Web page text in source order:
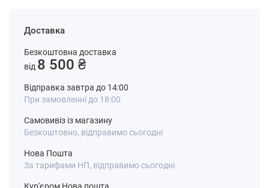
Доставка
Безкоштовна доставка
від 8 500 ₴
Відправка завтра до 14:00
При замовленні до 18:00
Самовивіз із магазину
Безкоштовно, відправимо сьогодні
Нова Пошта
За тарифами НП, відправимо сьогодні